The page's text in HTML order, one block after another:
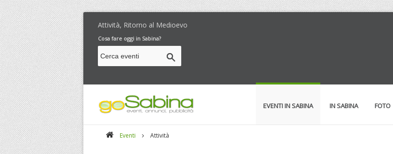
Attività, Ritorno al Medioevo
Cosa fare oggi in Sabina?
EVENTI IN SABINA IN SABINA FOTO
Eventi Attività